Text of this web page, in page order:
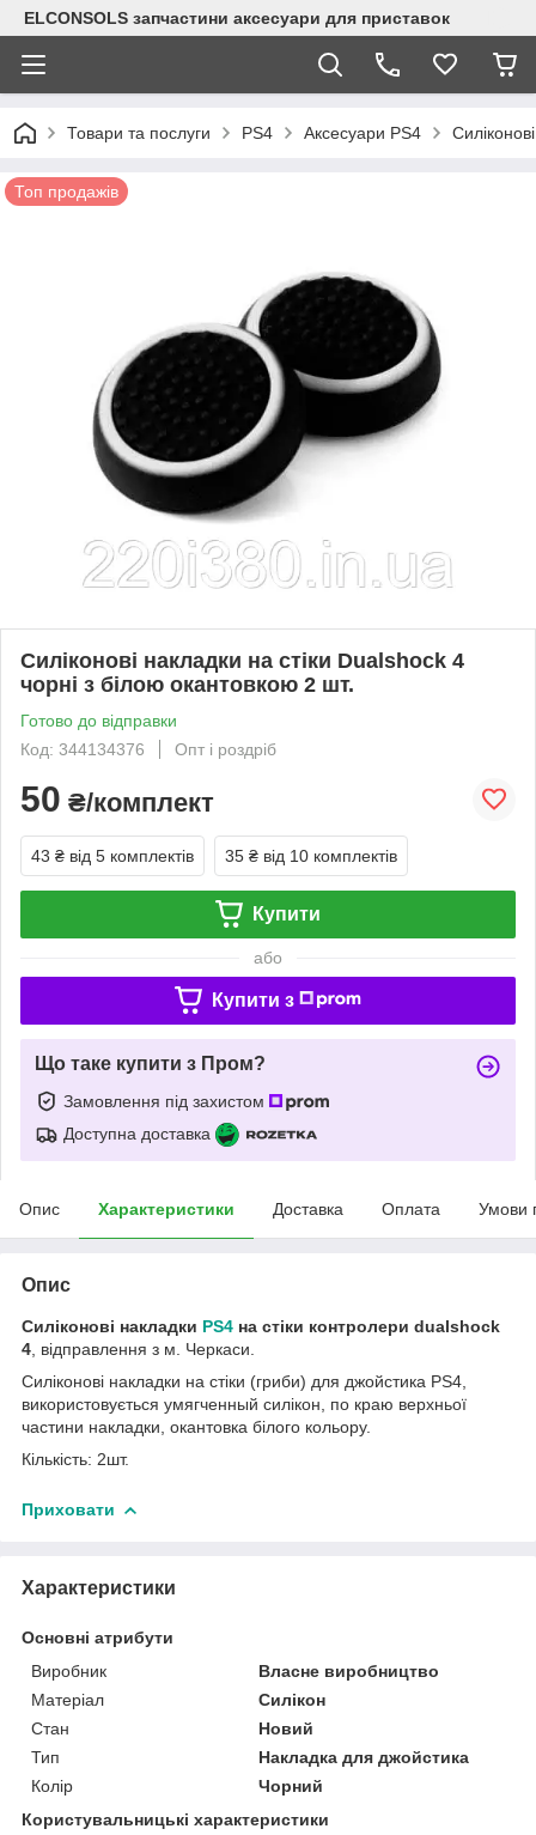
ELCONSOLS запчастини аксесуари для приставок
Товари та послуги PS4 Аксесуари PS4
Топ продажів
Силіконові накладки на стіки Dualshock 4
чорні з білою окантовкою 2 шт.
Готово до відправки
Код: 344134376
Опт і роздріб
50 ₴/комплект
43 ₴ від 5 комплектів 35 ₴ від 10 комплектів
Купити
або
Купити з
Що таке купити з Пром?
Замовлення під захистом
Доступна доставка
Опис Характеристики Доставка Оплата Умови
Опис
Силіконові накладки PS4 на стіки контролери dualshock
4 , відправлення з м. Черкаси.
Силіконові накладки на стіки (гриби) для джойстика PS4,
використовується умягченный силікон, по краю верхньої
частини накладки, окантовка білого кольору.
Кількість: 2шт.
Приховати
Характеристики
Основні атрибути
Виробник
Власне виробництво
Матеріал
Силікон
Стан
Новий
Тип
Накладка для джойстика
Колір
Чорний
Користувальницькі характеристики